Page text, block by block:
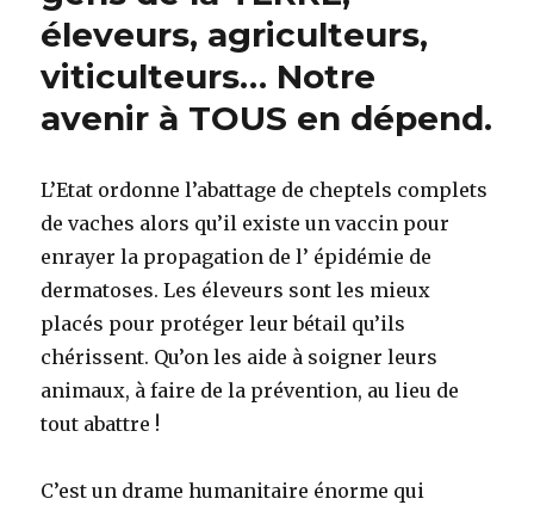
éleveurs, agriculteurs,
viticulteurs… Notre
avenir à TOUS en dépend.
L’Etat ordonne l’abattage de cheptels complets
de vaches alors qu’il existe un vaccin pour
enrayer la propagation de l’ épidémie de
dermatoses. Les éleveurs sont les mieux
placés pour protéger leur bétail qu’ils
chérissent. Qu’on les aide à soigner leurs
animaux, à faire de la prévention, au lieu de
tout abattre !
C’est un drame humanitaire énorme qui